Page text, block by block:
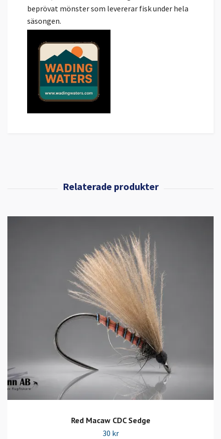
beprövat mönster som levererar fisk under hela
säsongen.
Red Macaw CDC Sedge
30 kr